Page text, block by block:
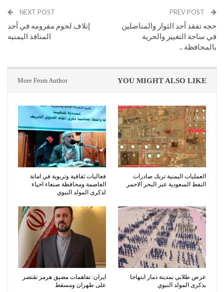
حجه تفقد أحد الثوار والمناضلين
في ساحة التغيير والحرية
بالمحافظة ..
NEXT POST
إتلاف لحوم مفرومه في أحد
المنافذ اليمنيه
YOU MIGHT ALSO LIKE
More From Author
العمليات اليمنية تربك صادرات
النفط السعودية عبر البحر الاحمر
فعاليات ثقافية وتربوية في امانة
العاصمة ومحافظة صنعاء احياء
لذكرى المولد النبوي
عرض طلابي بمدينة ذمار ابتهاجا
بذكرى المولد النبوي
ايران: تفاهمات مضيق هرمز تقتصر
على طهران ومسقط